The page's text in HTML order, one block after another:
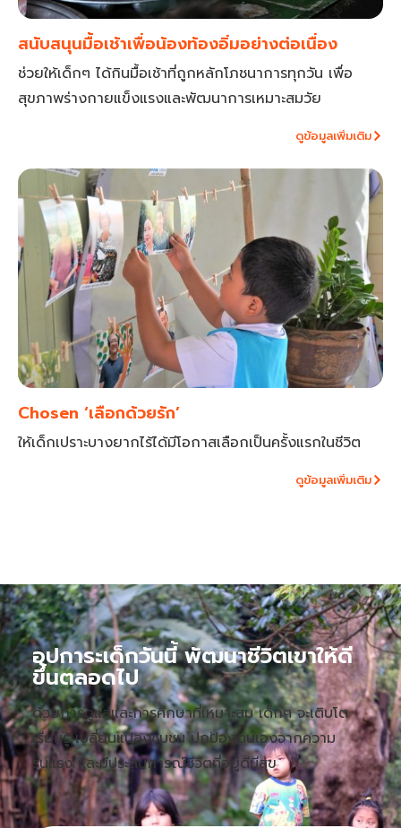
สนับสนุนมื้อเช้าเพื่อน้องท้องอิ่มอย่างต่อเนื่อง
ช่วยให้เด็กๆ ได้กินมื้อเช้าที่ถูกหลักโภชนาการทุกวัน เพื่อ
สุขภาพร่างกายแข็งแรงและพัฒนาการเหมาะสมวัย
ดูข้อมูลเพิ่มเติม
Chosen ‘เลือกด้วยรัก’
ให้เด็กเปราะบางยากไร้ได้มีโอกาสเลือกเป็นครั้งแรกในชีวิต
ดูข้อมูลเพิ่มเติม
อุปการะเด็กวันนี้ พัฒนาชีวิตเขาให้ดี
ขึ้นตลอดไป
ด้วยการดูแลและการศึกษาที่เหมาะสม เด็กๆ จะเติบโต
เรียนรู้ เปลี่ยนแปลงชุมชน ปกป้องตนเองจากความ
รุนแรง และมีประสบการณ์ชีวิตที่อยู่ดีมีสุข